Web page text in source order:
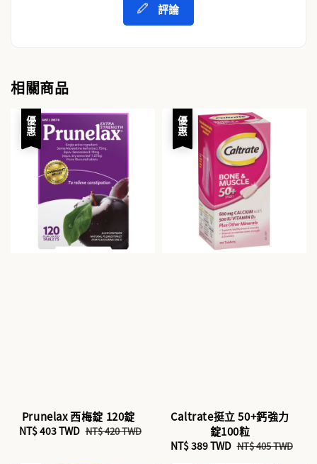
評論
相關商品
優惠
Prunelax 西梅錠 120錠
Sale
NT$ 403 TWD Regular
NT$ 420 TWD
優惠
Caltrate挺立 50+鈣強力
錠100粒
Sale
price
NT$ 389 TWD Regular
price
NT$ 405 TWD